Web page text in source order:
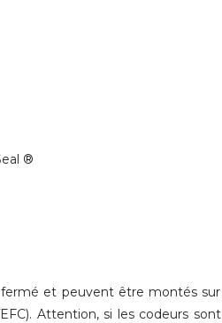
®
et peuvent être montés sur
Attention, si les codeurs sont